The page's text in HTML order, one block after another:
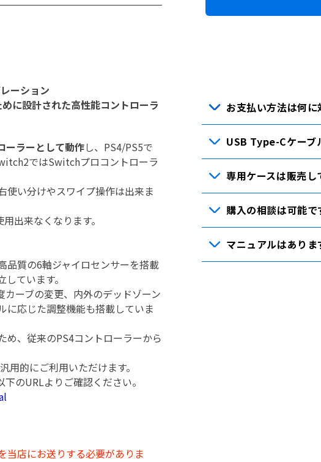
ーション
に設計された高性能コントローラ
ーラーとして動作し、PS4/PS5で
ではSwitchプロコントローラ
使い分けやスワイプ操作は出来ま
出来なくなります。
品質の6軸ジャイロセンサーを搭載
ています。
ーブの変更、内外のデッドゾーン
に応じた調整機能も搭載していま
め、従来のPS4コントローラーから
的にご利用いただけます。
のURLよりご確認ください。
当店にお送りする必要がありま
お支払い方法は何に
USB Type-Cケーブ
専用ケースは販売し
購入の相談は可能で
マニュアルはありま